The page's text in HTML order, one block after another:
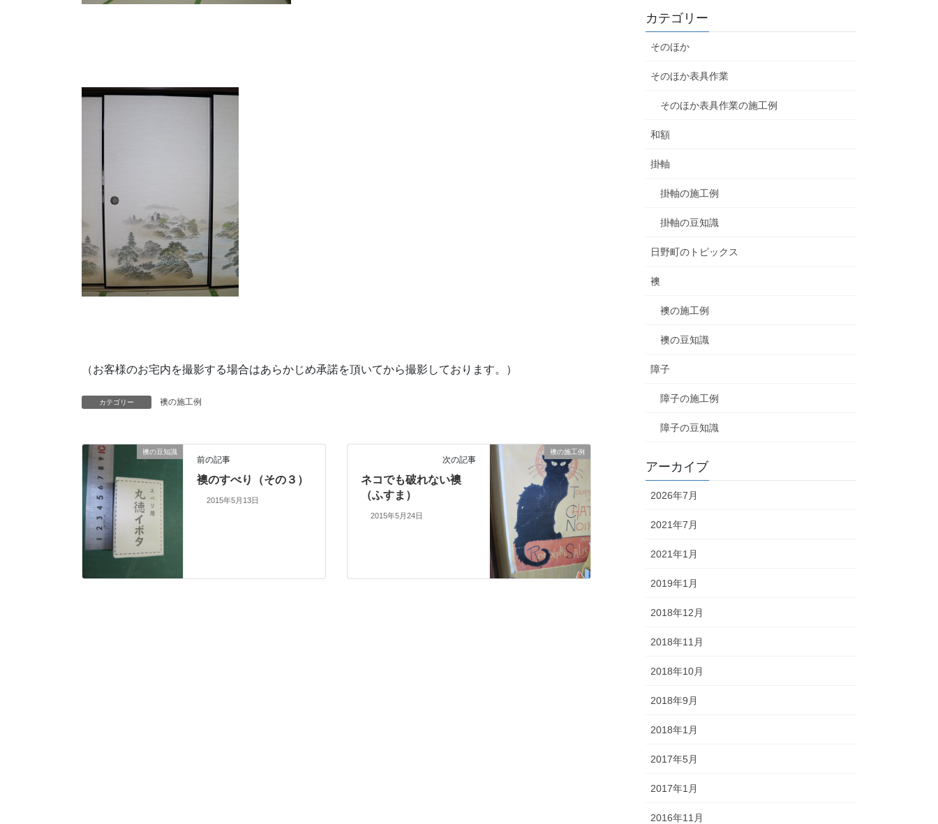
（お客様のお宅内を撮影する場合はあらかじめ承諾を頂いてから撮影しております。）
カテゴリー 襖の施工例
襖の豆知識
前の記事
襖のすべり（その３）
2015年5月13日
襖の施工例
次の記事
ネコでも破れない襖
（ふすま）
2015年5月24日
カテゴリー
そのほか
そのほか表具作業
そのほか表具作業の施工例
和額
掛軸
掛軸の施工例
掛軸の豆知識
日野町のトピックス
襖
襖の施工例
襖の豆知識
障子
障子の施工例
障子の豆知識
アーカイブ
2026年7月
2021年7月
2021年1月
2019年1月
2018年12月
2018年11月
2018年10月
2018年9月
2018年1月
2017年5月
2017年1月
2016年11月